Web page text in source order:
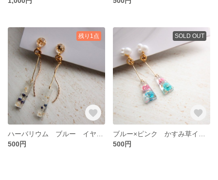
残り1点
500円
SOLD OUT
500円